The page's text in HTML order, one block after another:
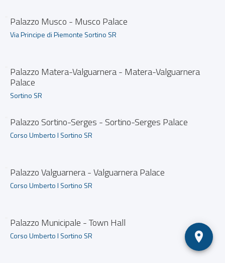
Palazzo Musco - Musco Palace
Via Principe di Piemonte Sortino SR
Palazzo Matera-Valguarnera - Matera-Valguarnera
Palace
Sortino SR
Palazzo Sortino-Serges - Sortino-Serges Palace
Corso Umberto I Sortino SR
Palazzo Valguarnera - Valguarnera Palace
Corso Umberto I Sortino SR
Palazzo Municipale - Town Hall
Corso Umberto I Sortino SR